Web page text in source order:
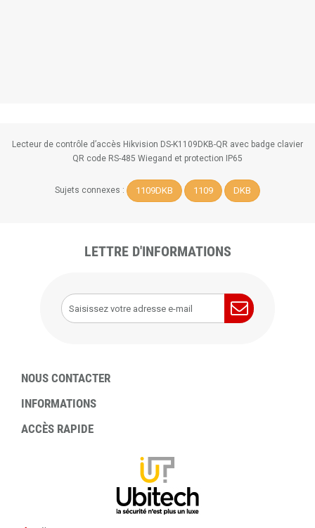
Lecteur de contrôle d’accès Hikvision DS-K1109DKB-QR avec badge clavier
QR code RS-485 Wiegand et protection IP65
Sujets connexes : 1109DKB 1109 DKB
LETTRE D'INFORMATIONS
NOUS CONTACTER
INFORMATIONS
ACCÈS RAPIDE